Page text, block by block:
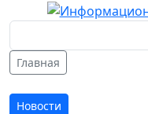
Главная
Новости